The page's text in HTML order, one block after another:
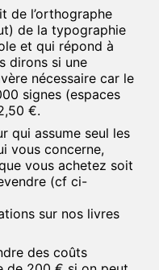
de l’orthographe
de la typographie
et qui répond à
dirons si une
nécessaire car le
signes (espaces
€.
qui assume seul les
vous concerne,
vous achetez soit
(cf ci-
sur nos livres
des coûts